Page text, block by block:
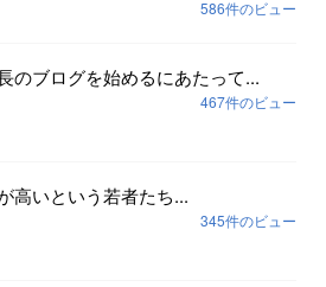
586件のビュー
のブログを始めるにあたって...
467件のビュー
高いという若者たち...
345件のビュー